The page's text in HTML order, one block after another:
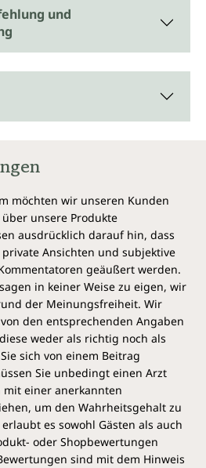
"Uniflora für sie" eine
natürlicher Inhaltsstoffe
unterstützt.
Mikroben nähren.
normaler
reich an sekundären
die in der Natur als
sind ein
Intimflora übernehmen eine
schützen nicht nur vor Viren,
bewahren auch das
der vaginalen
ist entscheidend für
der Frau. Ein intaktes
daher unerlässlich.
und
möchten wir unseren Kunden
unsere Produkte
ausdrücklich darauf hin, dass
Ansichten und subjektive
geäußert werden.
in keiner Weise zu eigen, wir
der Meinungsfreiheit. Wir
den entsprechenden Angaben
weder als richtig noch als
sich von einem Beitrag
Sie unbedingt einen Arzt
mit einer anerkannten
um den Wahrheitsgehalt zu
es sowohl Gästen als auch
oder Shopbewertungen
sind mit dem Hinweis